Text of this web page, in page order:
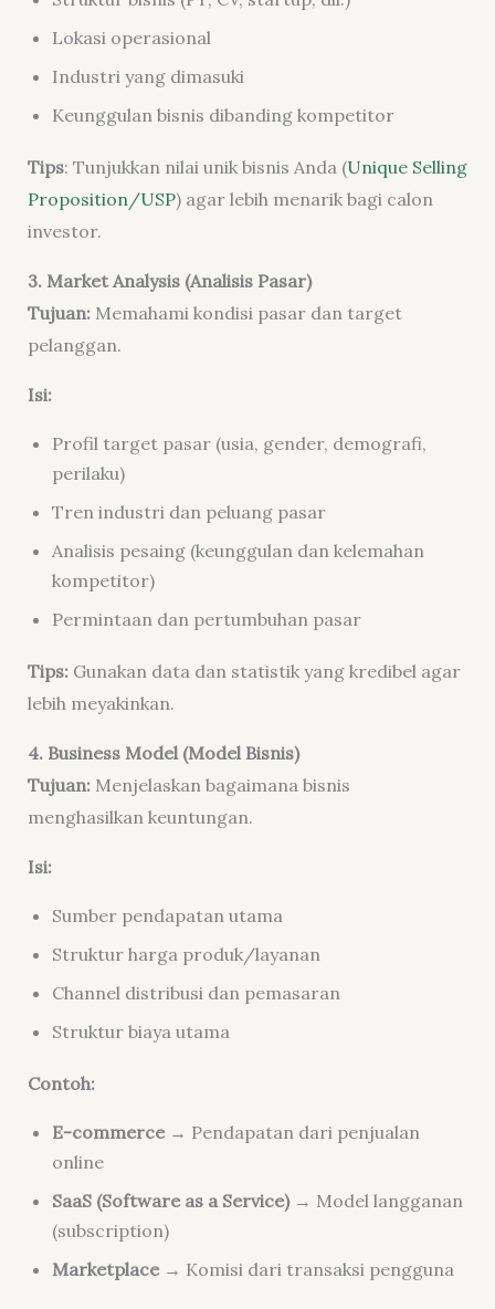
Lokasi operasional
Industri yang dimasuki
Keunggulan bisnis dibanding kompetitor
Tips: Tunjukkan nilai unik bisnis Anda (Unique Selling
Proposition/USP) agar lebih menarik bagi calon
investor.
3. Market Analysis (Analisis Pasar)
Tujuan:Memahami kondisi pasar dan target
pelanggan.
Isi:
Profil target pasar (usia, gender, demografi,
perilaku)
Tren industri dan peluang pasar
Analisis pesaing (keunggulan dan kelemahan
kompetitor)
Permintaan dan pertumbuhan pasar
Tips:Gunakan data dan statistik yang kredibel agar
lebih meyakinkan.
4. Business Model (Model Bisnis)
Tujuan:Menjelaskan bagaimana bisnis
menghasilkan keuntungan.
Isi:
Sumber pendapatan utama
Struktur harga produk/layanan
Channel distribusi dan pemasaran
Struktur biaya utama
Contoh:
E-commerce→ Pendapatan dari penjualan
online
SaaS (Software as a Service)→ Model langganan
(subscription)
Marketplace→ Komisi dari transaksi pengguna